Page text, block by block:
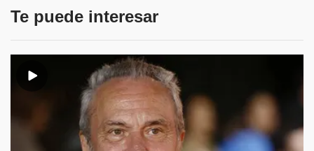
Te puede interesar